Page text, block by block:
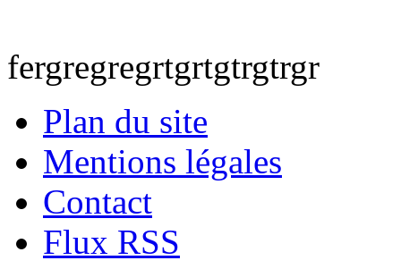
fergregregrtgrtgtrgtrgr
Plan du site
Mentions légales
Contact
Flux RSS